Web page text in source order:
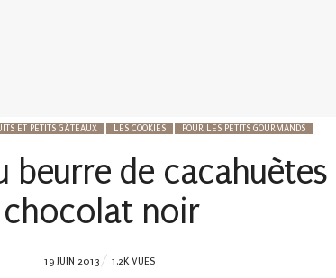
ET PETITS GÂTEAUX LES COOKIES POUR LES PETITS GOURMANDS
beurre de
chocolat noir
POSTED
19 JUIN 2013 1.2K VUES